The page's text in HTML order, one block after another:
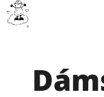
Prejsť
K
O